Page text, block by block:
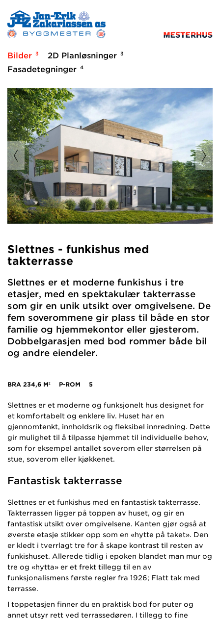
Bilder 3 2D Planløsninger 3
Fasadetegninger 4
Slettnes - funkishus med
takterrasse
Slettnes er et moderne funkishus i tre
etasjer, med en spektakulær takterrasse
som gir en unik utsikt over omgivelsene. De
fem soverommene gir plass til både en stor
familie og hjemmekontor eller gjesterom.
Dobbelgarasjen med bod rommer både bil
og andre eiendeler.
BRA 234,6 M² P-ROM 5
Slettnes er et moderne og funksjonelt hus designet for
et komfortabelt og enklere liv. Huset har en
gjennomtenkt, innholdsrik og fleksibel innredning. Dette
gir mulighet til å tilpasse hjemmet til individuelle behov,
som for eksempel antallet soverom eller størrelsen på
stue, soverom eller kjøkkenet.
Fantastisk takterrasse
Slettnes er et funkishus med en fantastisk takterrasse.
Takterrassen ligger på toppen av huset, og gir en
fantastisk utsikt over omgivelsene. Kanten gjør også at
øverste etasje stikker opp som en «hytte på taket». Den
er kledt i tverrlagt tre for å skape kontrast til resten av
funkishuset. Allerede tidlig i epoken blandet man mur og
tre og «hytta» er et frekt tillegg til en av
funksjonalismens første regler fra 1926; Flatt tak med
terrasse.
I toppetasjen finner du en praktisk bod for puter og
annet utsyr rett ved terrassedøren. I tillegg to fine